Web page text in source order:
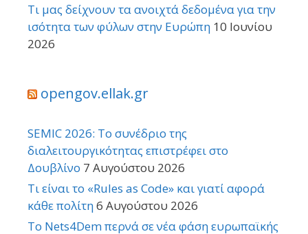
Τι μας δείχνουν τα ανοιχτά δεδομένα για την
ισότητα των φύλων στην Ευρώπη 10 Ιουνίου
2026
opengov.ellak.gr
SEMIC 2026: Το συνέδριο της
διαλειτουργικότητας επιστρέφει στο
Δουβλίνο 7 Αυγούστου 2026
Τι είναι το «Rules as Code» και γιατί αφορά
κάθε πολίτη6 Αυγούστου 2026
Το Nets4Dem περνά σε νέα φάση ευρωπαϊκής